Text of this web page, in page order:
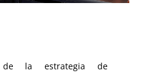
la estrategia de